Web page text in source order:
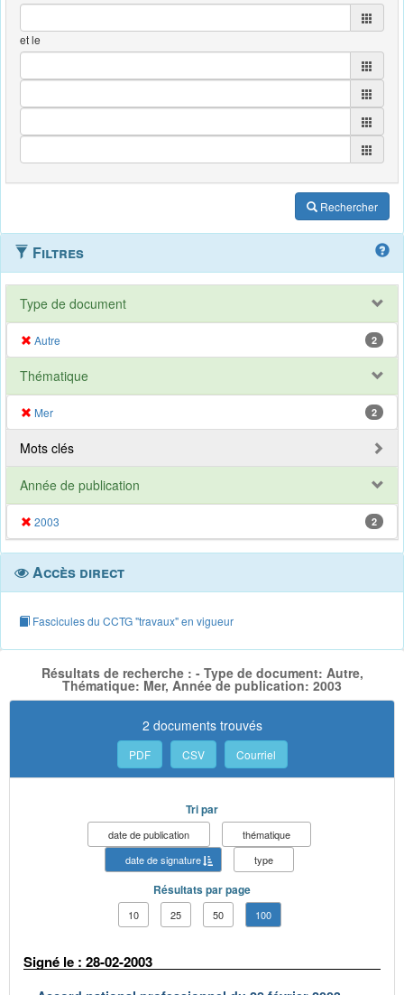
et le
Rechercher
Filtres
Type de document
Autre 2
Thématique
Mer 2
Mots clés
Année de publication
2003 2
Accès direct
Fascicules du CCTG "travaux" en vigueur
Résultats de recherche : - Type de document: Autre,
Thématique: Mer, Année de publication: 2003
2 documents trouvés
PDF CSV Courriel
Tri par
date de publication
thématique
date de signature
type
Résultats par page
10 25 50 100
Signé le : 28-02-2003